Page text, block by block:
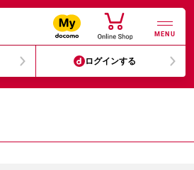
MENU
ログインする